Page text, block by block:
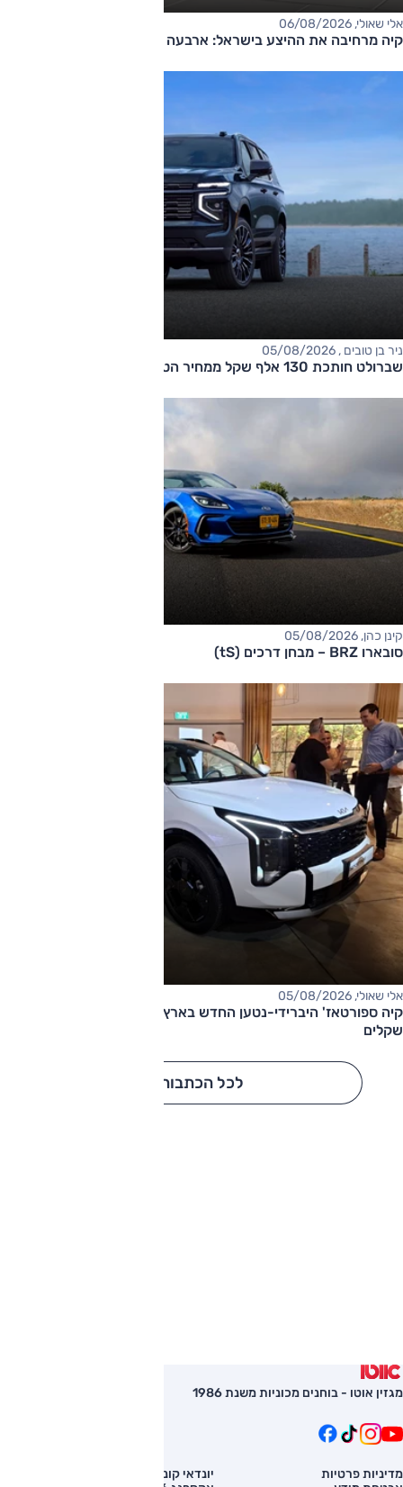
אלי שאולי, 06/08/2026
קיה מרחיבה את ההיצע בישראל: ארבעה דגמים חדשים בדרך
ניר בן טובים , 05/08/2026
שברולט חותכת 130 אלף שקל ממחיר הטאהו
קינן כהן, 05/08/2026
סובארו BRZ – מבחן דרכים (tS)
אלי שאולי, 05/08/2026
שקלים
לכל הכתבות
מגזין אוטו - בוחנים מכוניות משנת 1986
מדיניות פרטיות
יונדאי קונה